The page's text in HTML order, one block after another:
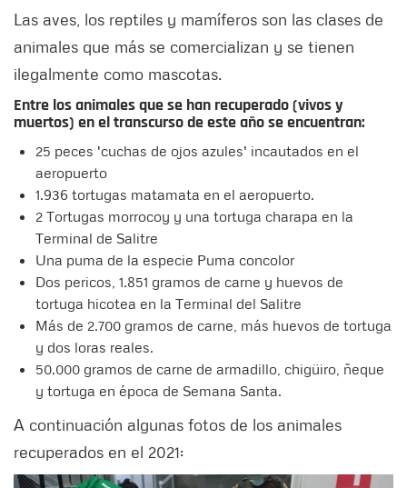
Las aves, los reptiles y mamíferos son las clases de
animales que más se comercializan y se tienen
ilegalmente como mascotas.
Entre los animales que se han recuperado (vivos y
muertos) en el transcurso de este año se encuentran:
25 peces 'cuchas de ojos azules' incautados en el
aeropuerto
1.936 tortugas matamata en el aeropuerto.
2 Tortugas morrocoy y una tortuga charapa en la
Terminal de Salitre
Una puma de la especie Puma concolor
Dos pericos, 1.851 gramos de carne y huevos de
tortuga hicotea en la Terminal del Salitre
Más de 2.700 gramos de carne, más huevos de tortuga
y dos loras reales.
50.000 gramos de carne de armadillo, chigüiro, ñeque
y tortuga en época de Semana Santa.
A continuación algunas fotos de los animales
recuperados en el 2021: